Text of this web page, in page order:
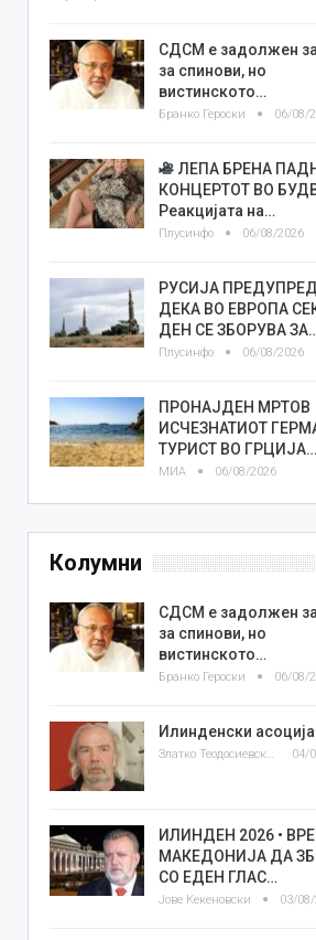
СДСМ е задолжен за
за спинови, но
вистинското…
Бранко Героски 06/08/
ЛЕПА БРЕНА
КОНЦЕРТОТ ВО
Реакцијата на…
Плусинфо 06/08/2026
РУСИЈА
ДЕКА ВО ЕВРОПА
ДЕН СЕ ЗБОРУВА
Плусинфо 06/08/2026
ПРОНАЈДЕН МРТОВ
ИСЧЕЗНАТИОТ
ТУРИСТ ВО ГРЦИЈА…
МИА 06/08/2026
Колумни
СДСМ е задолжен за
за спинови, но
вистинското…
Бранко Героски 06/08/
Илинденски
Златко Теодосиевски 04/
ИЛИНДЕН 2026 •
МАКЕДОНИЈА ДА
СО ЕДЕН ГЛАС…
Јове Кекеновски 03/